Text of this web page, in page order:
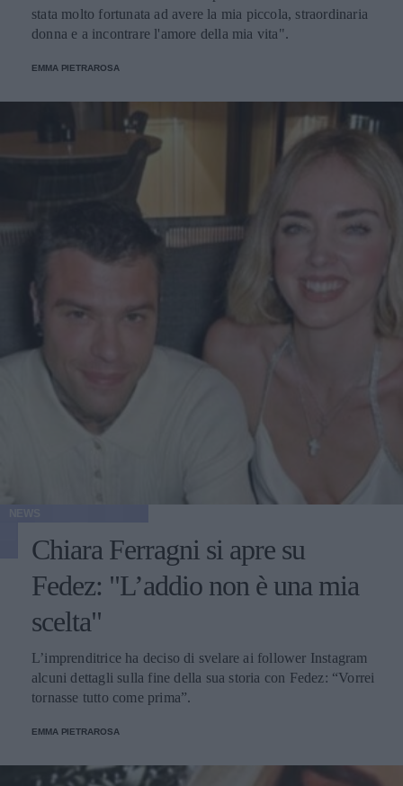
stata molto fortunata ad avere la mia piccola, straordinaria
donna e a incontrare l'amore della mia vita".
EMMA PIETRAROSA
Chiara Ferragni si apre su
Fedez: "L’addio non è una mia
scelta"
L’imprenditrice ha deciso di svelare ai follower Instagram
alcuni dettagli sulla fine della sua storia con Fedez: “Vorrei
tornasse tutto come prima”.
EMMA PIETRAROSA